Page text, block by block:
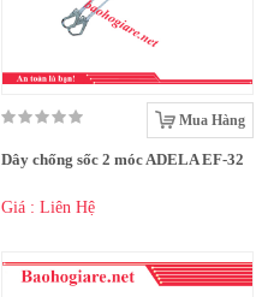
Mua Hàng
Dây chống sốc 2 móc ADELA EF-32
Giá : Liên Hệ